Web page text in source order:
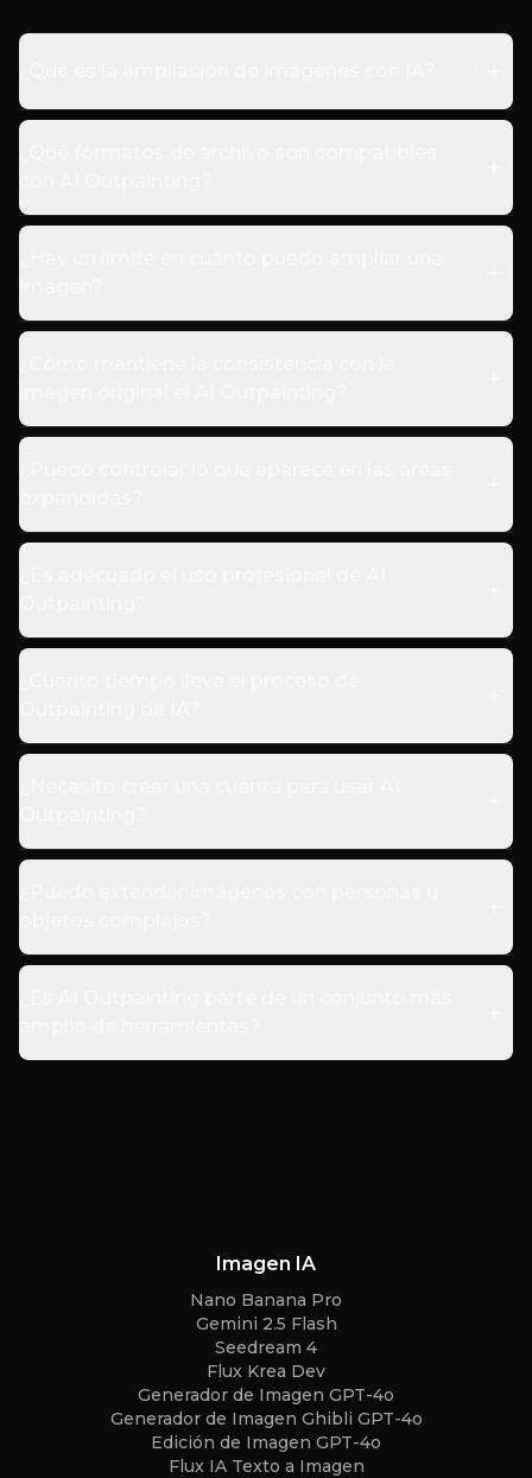
Imagen IA
Nano Banana Pro
Gemini 2.5 Flash
Seedream 4
Flux Krea Dev
Generador de Imagen GPT-4o
Generador de Imagen Ghibli GPT-4o
Edición de Imagen GPT-4o
Flux IA Texto a Imagen